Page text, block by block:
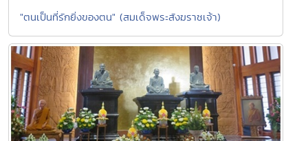
"ตนเป็นที่รักยิ่งของตน" (สมเด็จพระสังฆราชเจ้า)